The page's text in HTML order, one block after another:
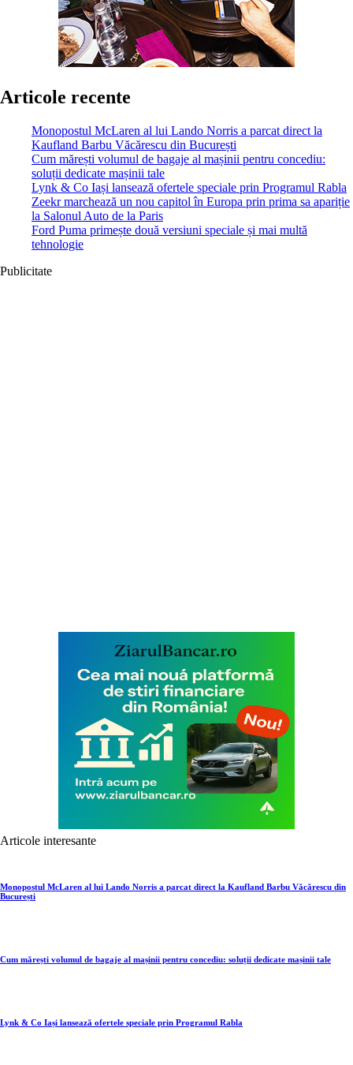
Articole recente
Monopostul McLaren al lui Lando Norris a parcat direct la
Kaufland Barbu Văcărescu din București
Cum mărești volumul de bagaje al mașinii pentru concediu:
soluții dedicate mașinii tale
Lynk & Co Iași lansează ofertele speciale prin Programul Rabla
Zeekr marchează un nou capitol în Europa prin prima sa apariție
la Salonul Auto de la Paris
Ford Puma primește două versiuni speciale și mai multă
tehnologie
Publicitate
Articole interesante
Monopostul McLaren al lui Lando Norris a parcat direct la Kaufland Barbu Văcărescu din
București
Cum mărești volumul de bagaje al mașinii pentru concediu: soluții dedicate mașinii tale
Lynk & Co Iași lansează ofertele speciale prin Programul Rabla